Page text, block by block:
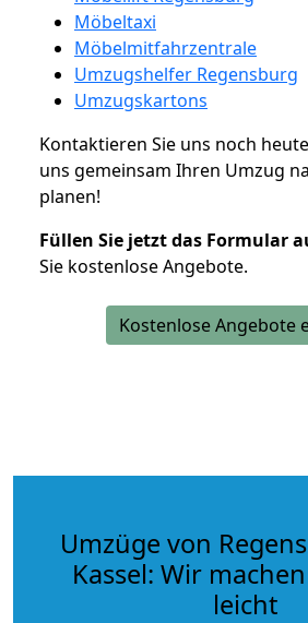
Möbeltaxi
Möbelmitfahrzentrale
Umzugshelfer Regensburg
Umzugskartons
Kontaktieren Sie uns noch
uns gemeinsam Ihren Umzug
planen!
Füllen Sie jetzt das Formular
Sie kostenlose Angebote.
Kostenlose Angebote
Umzüge von
Kassel: Wir
leicht